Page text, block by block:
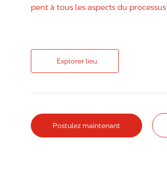
pent à tous les aspects du
Explorer lieu
Postulez maintenant